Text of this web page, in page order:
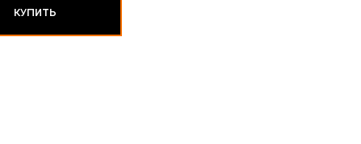
КУПИТЬ